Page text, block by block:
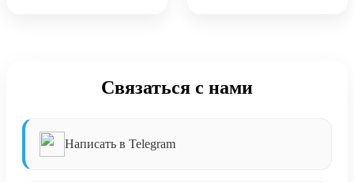
Связаться с нами
Написать в Telegram